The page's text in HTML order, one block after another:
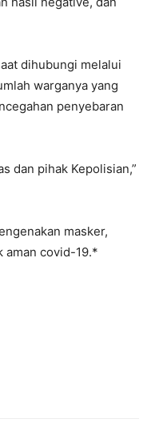
dihubungi melalui
warganya yang
penyebaran
dan pihak Kepolisian,”
masker,
aman covid-19.*